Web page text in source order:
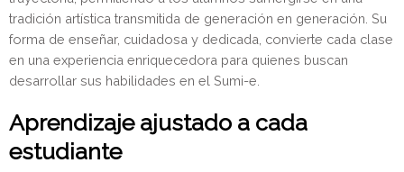
tradición artística transmitida de generación en generación. Su
forma de enseñar, cuidadosa y dedicada, convierte cada clase
en una experiencia enriquecedora para quienes buscan
desarrollar sus habilidades en el Sumi-e.
Aprendizaje ajustado a cada
estudiante